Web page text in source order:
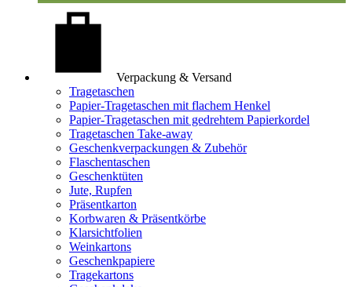
Verpackung & Versand
Tragetaschen
Papier-Tragetaschen mit flachem Henkel
Papier-Tragetaschen mit gedrehtem Papierkordel
Tragetaschen Take-away
Geschenkverpackungen & Zubehör
Flaschentaschen
Geschenktüten
Jute, Rupfen
Präsentkarton
Korbwaren & Präsentkörbe
Klarsichtfolien
Weinkartons
Geschenkpapiere
Tragekartons